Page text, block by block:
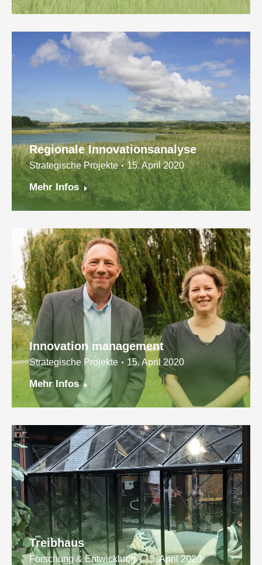
Regionale Innovationsanalyse
Strategische Projekte 15. April 2020
Mehr Infos
Innovation management
Strategische Projekte 15. April 2020
Mehr Infos
Treibhaus
Forschung & Entwicklung 15. April 2020